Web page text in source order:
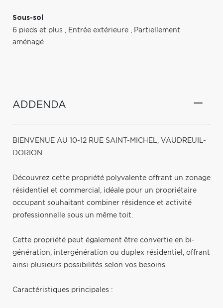
Sous-sol
6 pieds et plus , Entrée extérieure , Partiellement
aménagé
ADDENDA
BIENVENUE AU 10-12 RUE SAINT-MICHEL, VAUDREUIL-
DORION
Découvrez cette propriété polyvalente offrant un zonage
résidentiel et commercial, idéale pour un propriétaire
occupant souhaitant combiner résidence et activité
professionnelle sous un même toit.
Cette propriété peut également être convertie en bi-
génération, intergénération ou duplex résidentiel, offrant
ainsi plusieurs possibilités selon vos besoins.
Caractéristiques principales :